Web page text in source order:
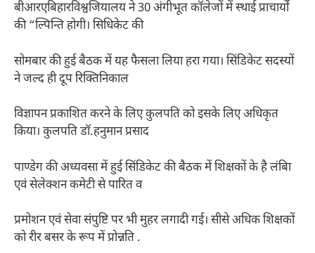
बीआरएबिहारविश्वजियालय ने 30 अंगीभूत कॉलेजों में स्थाई प्राचार्यों
की “ल्पिन्ति होगी। सिधिकेट की
सोमबार की हुई बैठक में यह फैसला लिया हरा गया। सिंडिकेट सदस्यों
ने जल्द ही दूप रिक्तिनिकाल
विज्ञापन प्रकाशित करने के लिए कुलपति को इसके लिए अधिकृत
किया। कुलपति डॉ.हनुमान प्रसाद
पाण्डेग की अध्यवसा में हुई सिंडिकेट की बैठक में शिक्षकों के है लंबिा
एवं सेलेक्शन कमेटी से पारित व
प्रमोशन एवं सेवा संपुष्टि पर भी मुहर लगादी गई। सीसे अधिक शिक्षकों
को रीर बसर के रूप में प्रोन्नति .